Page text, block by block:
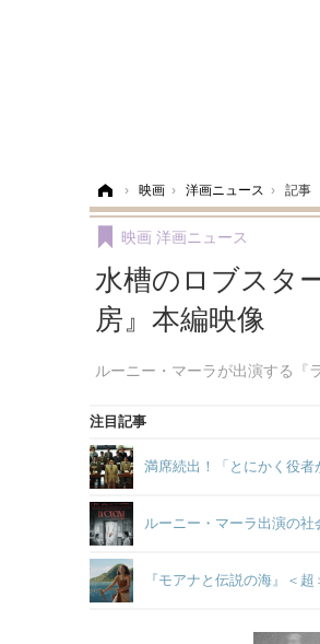
› 映画 › 洋画ニュース › 記事
水槽のロブスタ
房』本編映像
ルーニー・マーラが出演する『
映画 洋画ニュース
注目記事
満席続出！「とにかく役者
ルーニー・マーラ出演の
『モアナと伝説の海』＜